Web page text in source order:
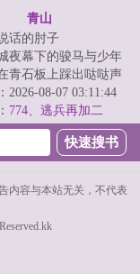
青山
话的肘子
夜幕下的骏马与少年
青石板上踩出哒哒声
说书先生故事中的人
中来...
2026-08-07 03:11:44
774、逃兵再加二
内容与本站无关，不代表